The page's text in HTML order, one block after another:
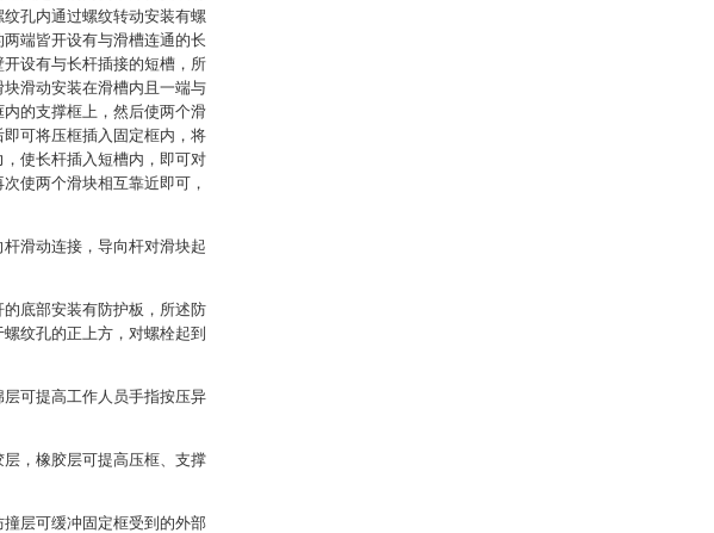
孔内通过螺纹转动安装有螺
端皆开设有与滑槽连通的长
设有与长杆插接的短槽，所
滑动安装在滑槽内且一端与
的支撑框上，然后使两个滑
可将压框插入固定框内，将
使长杆插入短槽内，即可对
使两个滑块相互靠近即可，
滑动连接，导向杆对滑块起
底部安装有防护板，所述防
纹孔的正上方，对螺栓起到
可提高工作人员手指按压异
，橡胶层可提高压框、支撑
层可缓冲固定框受到的外部